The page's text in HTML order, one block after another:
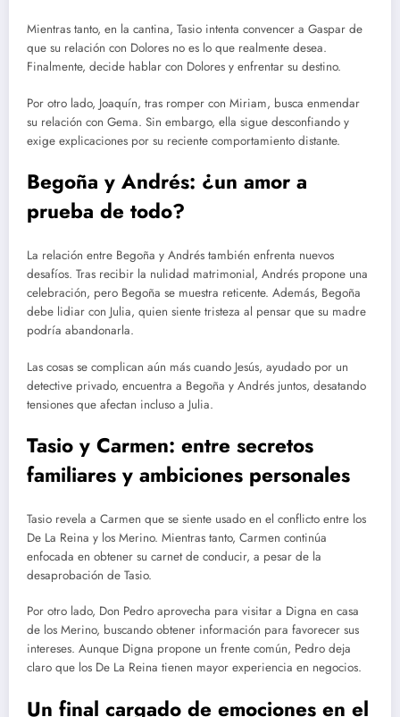
Mientras tanto, en la cantina, Tasio intenta convencer a Gaspar de
que su relación con Dolores no es lo que realmente desea.
Finalmente, decide hablar con Dolores y enfrentar su destino.
Por otro lado, Joaquín, tras romper con Miriam, busca enmendar
su relación con Gema. Sin embargo, ella sigue desconfiando y
exige explicaciones por su reciente comportamiento distante.
Begoña y Andrés: ¿un amor a
prueba de todo?
La relación entre Begoña y Andrés también enfrenta nuevos
desafíos. Tras recibir la nulidad matrimonial, Andrés propone una
celebración, pero Begoña se muestra reticente. Además, Begoña
debe lidiar con Julia, quien siente tristeza al pensar que su madre
podría abandonarla.
Las cosas se complican aún más cuando Jesús, ayudado por un
detective privado, encuentra a Begoña y Andrés juntos, desatando
tensiones que afectan incluso a Julia.
Tasio y Carmen: entre secretos
familiares y ambiciones personales
Tasio revela a Carmen que se siente usado en el conflicto entre los
De La Reina y los Merino. Mientras tanto, Carmen continúa
enfocada en obtener su carnet de conducir, a pesar de la
desaprobación de Tasio.
Por otro lado, Don Pedro aprovecha para visitar a Digna en casa
de los Merino, buscando obtener información para favorecer sus
intereses. Aunque Digna propone un frente común, Pedro deja
claro que los De La Reina tienen mayor experiencia en negocios.
Un final cargado de emociones en el